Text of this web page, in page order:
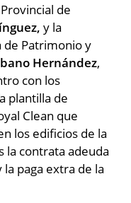
de
y la
de Patrimonio y
Hernández,
con los
plantilla de
Clean que
los edificios de la
la contrata adeuda
paga extra de la